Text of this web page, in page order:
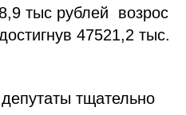
тыс рублей возрос
47521,2 тыс.
тщательно